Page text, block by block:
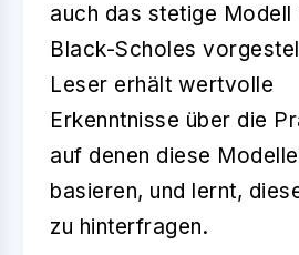
auch das stetige Modell
Black-Scholes
Leser erhält wertvolle
Erkenntnisse über die
auf denen diese Modelle
basieren, und lernt,
zu hinterfragen.